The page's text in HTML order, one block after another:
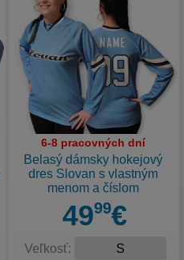
6-8 pracovných dní
Belasý dámsky hokejový
dres Slovan s vlastným
menom a číslom
4999€
Veľkosť: